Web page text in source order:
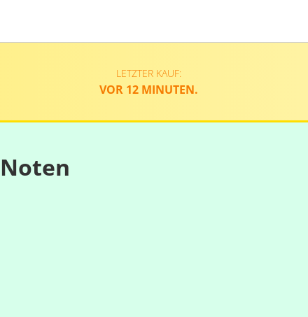
LETZTER KAUF:
VOR 12 MINUTEN.